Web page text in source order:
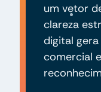
um vetor
clareza
digital
comercial